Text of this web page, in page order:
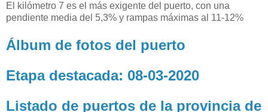
El kilómetro 7 es el más exigente del puerto, con una
pendiente media del 5,3% y rampas máximas al 11-12%
Álbum de fotos del puerto
Etapa destacada: 08-03-2020
Listado de puertos de la provincia de